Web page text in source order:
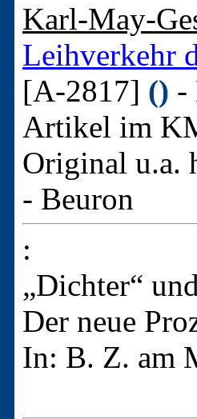
Karl-May-
Leihverkehr
[A-2817] () -
Artikel im
Original u.a.
- Beuron
:
„Dichter“
Der neue
In: B. Z. am